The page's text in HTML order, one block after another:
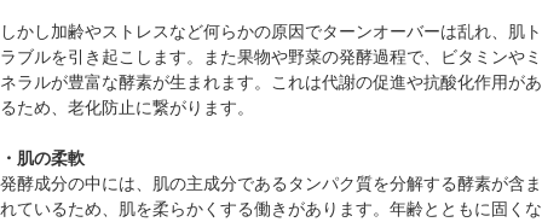
しかし加齢やストレスなど何らかの原因でターンオーバーは乱れ、肌ト
ラブルを引き起こします。また果物や野菜の発酵過程で、ビタミンやミ
ネラルが豊富な酵素が生まれます。これは代謝の促進や抗酸化作用があ
るため、老化防止に繋がります。
・肌の柔軟
発酵成分の中には、肌の主成分であるタンパク質を分解する酵素が含ま
れているため、肌を柔らかくする働きがあります。年齢とともに固くな